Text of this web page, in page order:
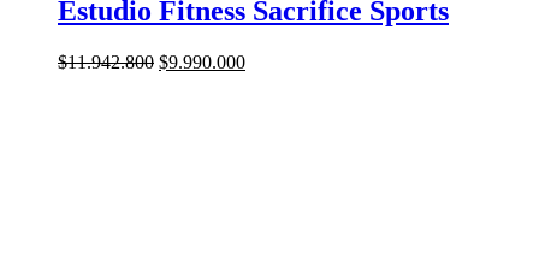
Estudio Fitness Sacrifice Sports
$11.942.800 El
$9.990.000El